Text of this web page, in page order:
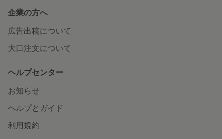
企業の方へ
広告出稿について
大口注文について
ヘルプセンター
お知らせ
ヘルプとガイド
利用規約